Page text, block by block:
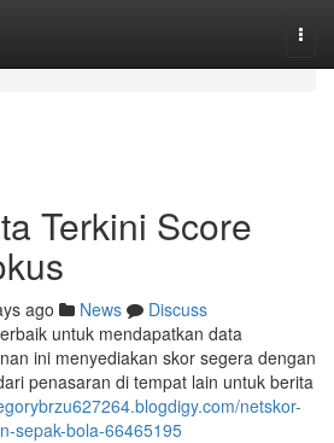
Terkini Score
ago News
Discuss
untuk mendapatkan data
ini menyediakan skor segera dengan
penasaran di tempat lain untuk berita
netskor-
sepak-bola-66465195